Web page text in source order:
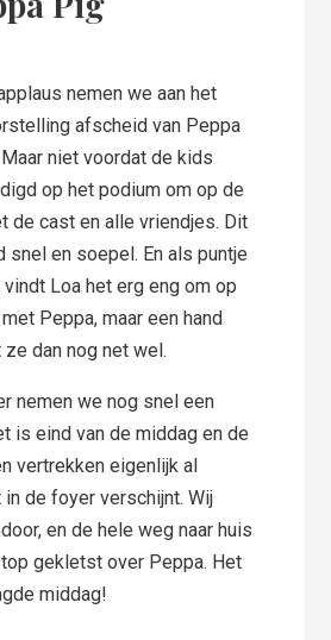
nemen we aan het
afscheid van Peppa
niet voordat de kids
op het podium om op de
de cast en alle vriendjes. Dit
snel en soepel. En als puntje
vindt Loa het erg eng om op
Peppa, maar een hand
dan nog net wel.
nemen we nog snel een
is eind van de middag en de
vertrekken eigenlijk al
de foyer verschijnt. Wij
en de hele weg naar huis
gekletst over Peppa. Het
middag!